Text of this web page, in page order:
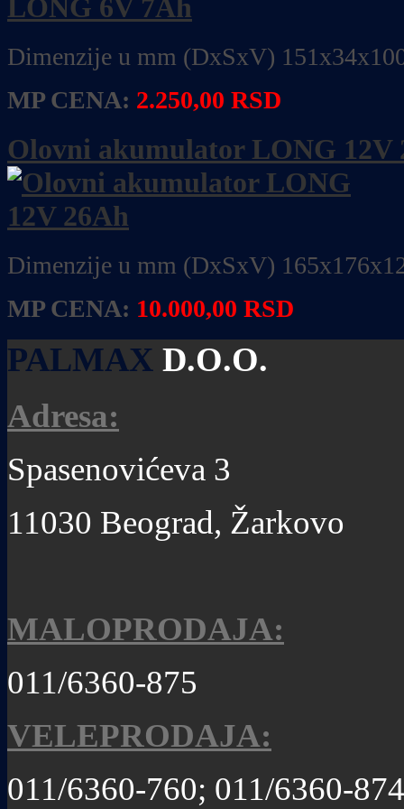
Dimenzije u mm (DxSxV)
MP CENA: 2.250,00 RSD
Olovni akumulator LONG 12V
Dimenzije u mm (DxSxV)
MP CENA: 10.000,00 RSD
PALMAX D.O.O.
Adresa:
Spasenovićeva 3
11030 Beograd, Žarkovo
MALOPRODAJA:
011/6360-875
VELEPRODAJA:
011/6360-760; 011/6360-874